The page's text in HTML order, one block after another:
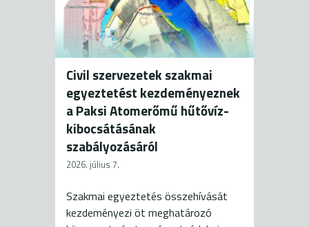
Civil szervezetek szakmai
egyeztetést kezdeményeznek
a Paksi Atomerőmű hűtővíz-
kibocsátásának
szabályozásáról
2026. július 7.
Szakmai egyeztetés összehívását
kezdeményezi öt meghatározó